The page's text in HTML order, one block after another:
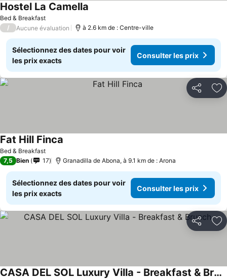
Bed & Breakfast
Hostel La Camella
/ Aucune évaluation à 2.6 km de : Centre-ville
Sélectionnez des dates pour voir
les prix exacts
Consulter les prix
Partager
Bed & Breakfast
Fat Hill Finca
7,5 Bien 17 Granadilla de Abona, à 9.1 km de : Arona
Sélectionnez des dates pour voir
les prix exacts
Consulter les prix
Partager
CASA DEL SOL Luxury Villa - Breakfast & Brunch